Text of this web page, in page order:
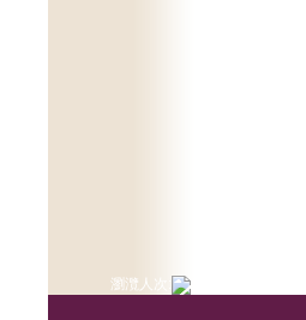
瀏灠人次: